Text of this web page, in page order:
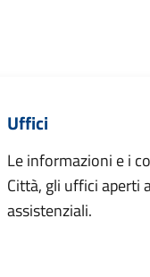
Uffici
Le informazioni e i
Città, gli uffici aperti
assistenziali.